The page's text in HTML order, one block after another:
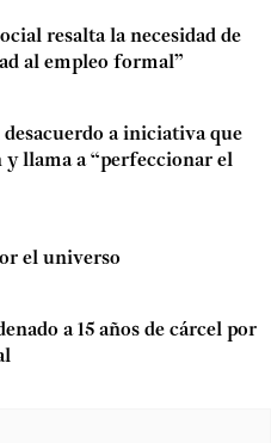
resalta la necesidad de
al empleo formal”
a iniciativa que
y llama a “perfeccionar el
el universo
a 15 años de cárcel por